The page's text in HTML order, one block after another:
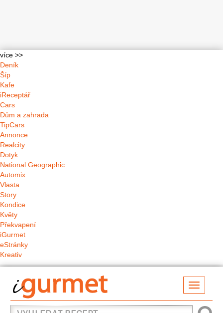
více >>
Deník
Šíp
Kafe
iReceptář
Cars
Dům a zahrada
TipCars
Annonce
Realcity
Dotyk
National Geographic
Automix
Vlasta
Story
Kondice
Květy
Překvapení
iGurmet
eStránky
Kreativ
Vyhledat